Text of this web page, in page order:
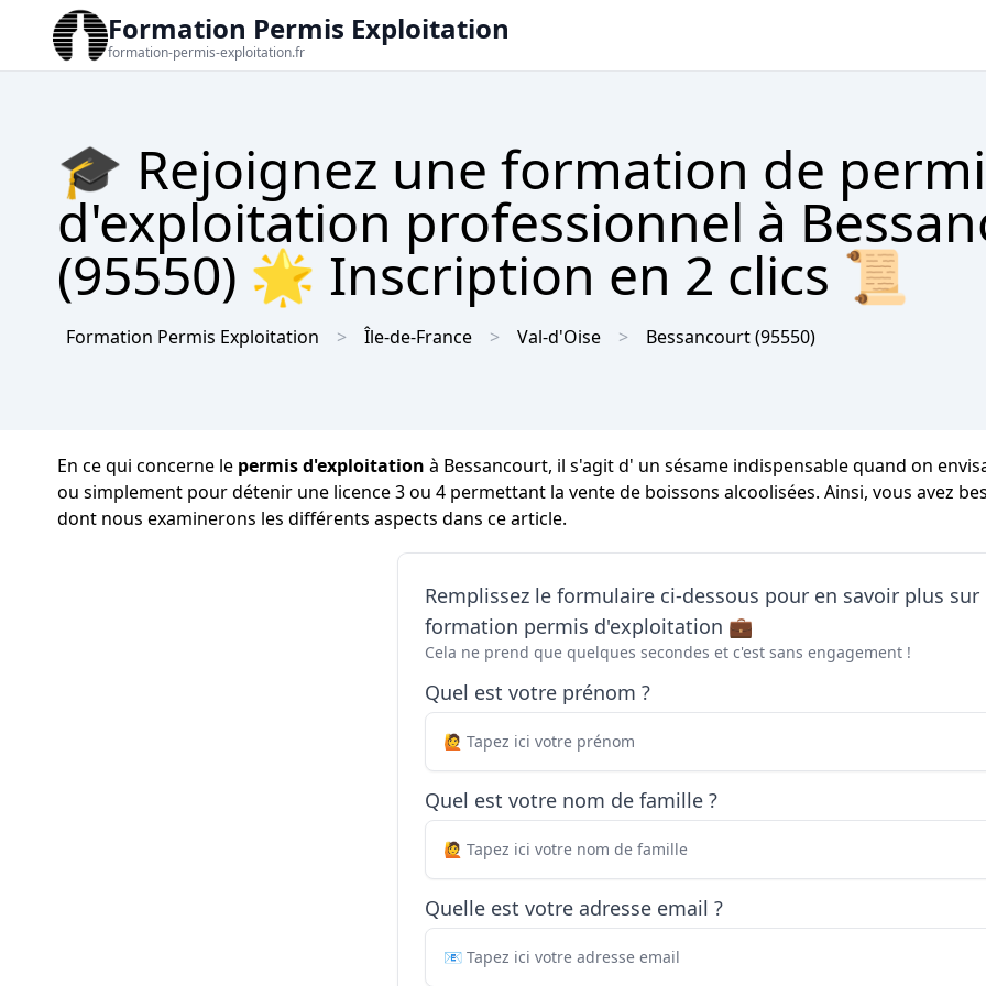
Formation Permis Exploitation
formation-permis-exploitation.fr
🎓 Rejoignez une formation de
d'exploitation professionnel à
(95550) 🌟 Inscription en 2 clics 📜
Formation Permis Exploitation Île-de-France Val-d'Oise Bessancourt(95550)
En ce qui concerne le permis d'exploitation à Bessancourt, il s'agit d' un sésame indispensable quand on
ou simplement pour détenir une licence 3 ou 4 permettant la vente de boissons alcoolisées. Ainsi, vous avez
dont nous examinerons les différents aspects dans ce article.
Remplissez le formulaire ci-dessous pour en savoir plus sur
formation permis d'exploitation 💼
Cela ne prend que quelques secondes et c'est sans engagement !
Quel est votre prénom ?
Quel est votre nom de famille ?
Quelle est votre adresse email ?